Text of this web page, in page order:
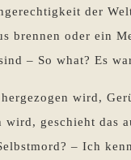
der
brennen oder ein
– So what? Es
wird,
geschieht das
– Ich